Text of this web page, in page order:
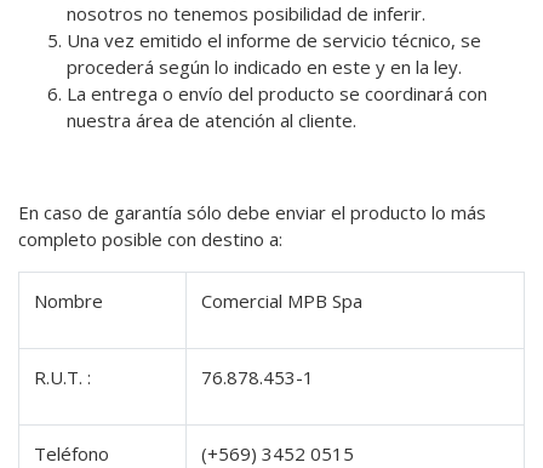
nosotros no tenemos posibilidad de inferir.
Una vez emitido el informe de servicio técnico, se
procederá según lo indicado en este y en la ley.
La entrega o envío del producto se coordinará con
nuestra área de atención al cliente.
En caso de garantía sólo debe enviar el producto lo más
completo posible con destino a:
Nombre Comercial MPB Spa
R.U.T. : 76.878.453-1
Teléfono (+569) 3452 0515